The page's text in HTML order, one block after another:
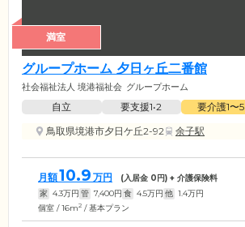
満室
グループホーム 夕日ヶ丘二番館
社会福祉法人 境港福祉会 グループホーム
自立 要支援1•2 要介護1〜5
鳥取県境港市夕日ケ丘2-92
余子駅
月額10.9 万円 (入居金 0円) + 介護保険料
家 4.3万円 管 7,400円 食 4.5万円 他 1.4万円
個室 / 16m2 / 基本プラン